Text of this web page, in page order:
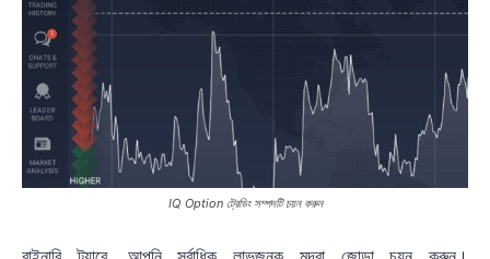
IQ Option ট্রেডিং সম্পদটি চয়ন করুন